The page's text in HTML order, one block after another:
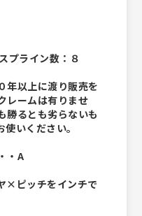
プライン数：８
年以上に渡り販売を
レームは有りませ
勝るとも劣らないも
いください。
・A
×ピッチをインチで